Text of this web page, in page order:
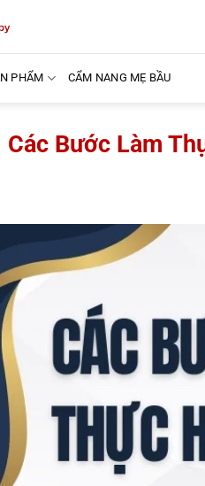
PHẨM CẨM NANG MẸ BẦU
Các Bước Làm